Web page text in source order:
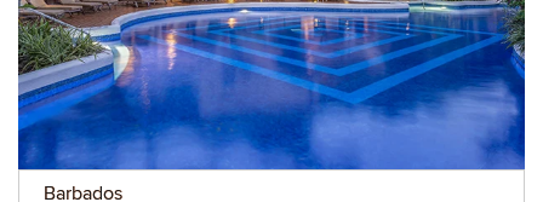
Barbados